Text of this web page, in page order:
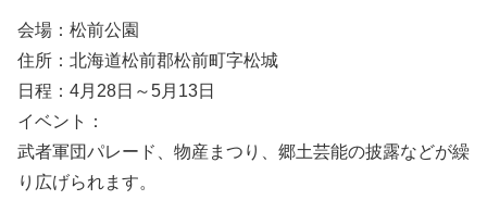
会場：松前公園
住所：北海道松前郡松前町字松城
日程：4月28日～5月13日
イベント：
武者軍団パレード、物産まつり、郷土芸能の披露などが繰
り広げられます。